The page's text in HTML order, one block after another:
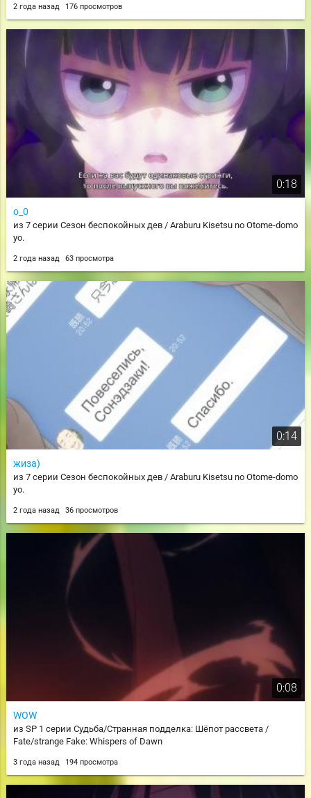
2 года назад 176 просмотров
0:18
o_0
из 7 серии Сезон беспокойных дев / Araburu Kisetsu no Otome-domo
yo.
2 года назад 63 просмотра
0:14
жиза)
из 7 серии Сезон беспокойных дев / Araburu Kisetsu no Otome-domo
yo.
2 года назад 36 просмотров
0:08
WOW
из SP 1 серии Судьба/Странная подделка: Шёпот рассвета /
Fate/strange Fake: Whispers of Dawn
3 года назад 194 просмотра